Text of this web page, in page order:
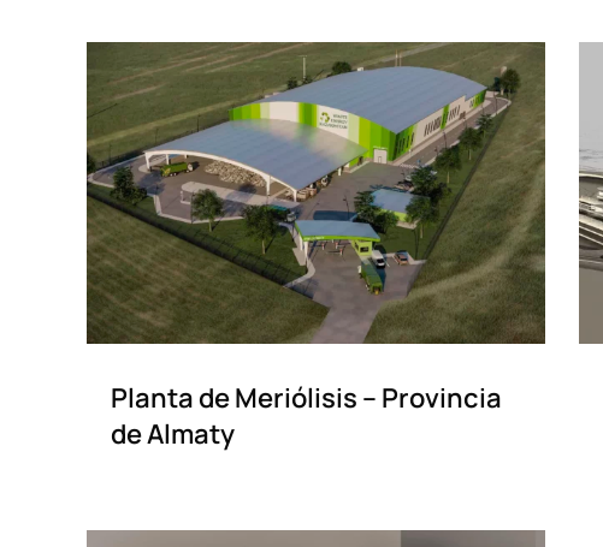
Planta de Meriólisis – Provincia
de Almaty